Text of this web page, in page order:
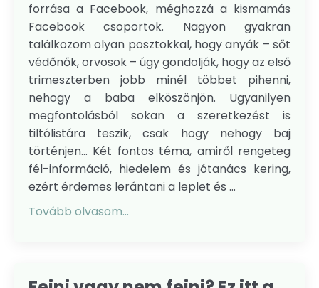
forrása a Facebook, méghozzá a kismamás
Facebook csoportok. Nagyon gyakran
találkozom olyan posztokkal, hogy anyák – sőt
védőnők, orvosok – úgy gondolják, hogy az első
trimeszterben jobb minél többet pihenni,
nehogy a baba elköszönjön. Ugyanilyen
megfontolásból sokan a szeretkezést is
tiltólistára teszik, csak hogy nehogy baj
történjen... Két fontos téma, amiről rengeteg
fél-információ, hiedelem és jótanács kering,
ezért érdemes lerántani a leplet és ...
Tovább olvasom...